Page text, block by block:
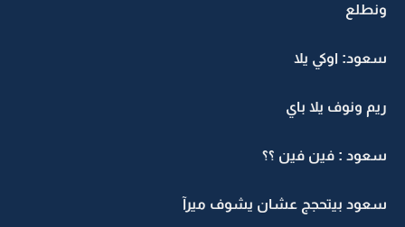
ونطلع
سعود: اوكي يلا
ريم ونوف يلا باي
سعود : فين فين ؟؟
سعود بيتحجج عشان يشوف ميرآ